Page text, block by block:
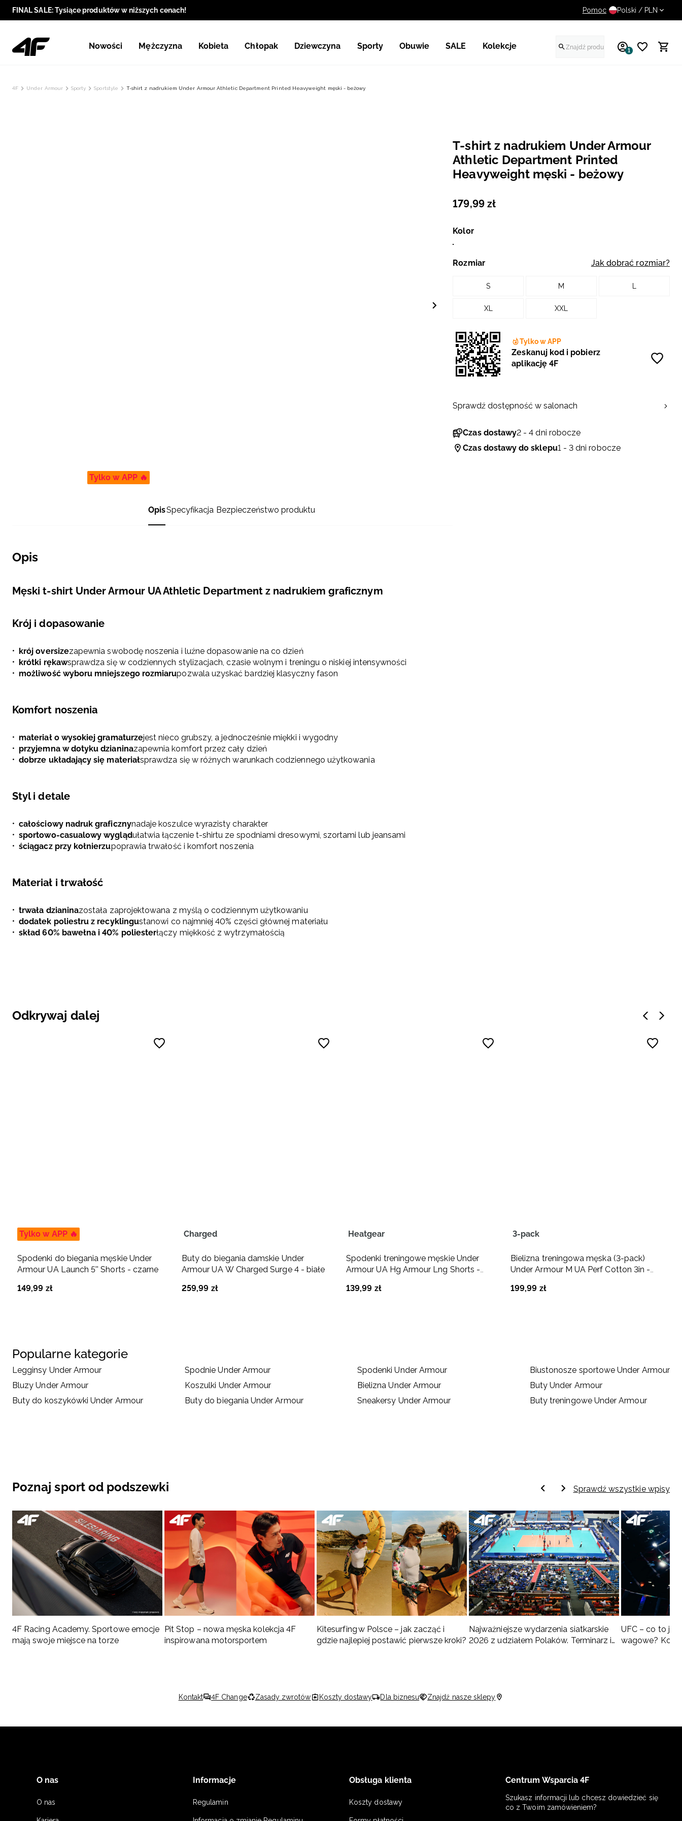
FINAL SALE: Tysiące produktów w niższych cenach! UWAGA NA FAŁSZYWE
Pomoc Polski / PLN
Nowości Mężczyzna Kobieta Chłopak Dziewczyna Sporty Obuwie SALE Kolekcje 1
4F Under Armour Sporty Sportstyle T-shirt z nadrukiem Under Armour Athletic Department Printed Heavyweight męski - beżowy
Tylko w APP 🔥
OpisSpecyfikacja Bezpieczeństwo produktu
Opis
Męski t-shirt Under Armour UA Athletic Department z nadrukiem graficznym
Krój i dopasowanie
krój oversizezapewnia swobodę noszenia i luźne dopasowanie na co dzień
krótki rękawsprawdza się w codziennych stylizacjach, czasie wolnym i treningu o niskiej intensywności
możliwość wyboru mniejszego rozmiarupozwala uzyskać bardziej klasyczny fason
Komfort noszenia
materiał o wysokiej gramaturzejest nieco grubszy, a jednocześnie miękki i wygodny
przyjemna w dotyku dzianinazapewnia komfort przez cały dzień
dobrze układający się materiałsprawdza się w różnych warunkach codziennego użytkowania
Styl i detale
całościowy nadruk graficznynadaje koszulce wyrazisty charakter
sportowo-casualowy wyglądułatwia łączenie t-shirtu ze spodniami dresowymi, szortami lub jeansami
ściągacz przy kołnierzupoprawia trwałość i komfort noszenia
Materiał i trwałość
trwała dzianinazostała zaprojektowana z myślą o codziennym użytkowaniu
dodatek poliestru z recyklingustanowi co najmniej 40% części głównej materiału
skład 60% bawełna i 40% poliesterłączy miękkość z wytrzymałością
T-shirt z nadrukiem Under Armour
Athletic Department Printed
Heavyweight męski - beżowy
179,99 zł
Kolor
Rozmiar Jak dobrać rozmiar?
S M
XL XXL
Tylko w APP
Zeskanuj kod i pobierz
aplikację 4F
Czas dostawy2 - 4 dni robocze
Czas dostawy do sklepu1 - 3 dni robocze
Sprawdź dostępność w salonach
Odkrywaj dalej
Tylko w APP 🔥
Spodenki do biegania męskie Under
Armour UA Launch 5'' Shorts - czarne
149,99 zł
Charged
Buty do biegania damskie Under
Armour UA W Charged Surge 4 - białe
259,99 zł
Heatgear
Spodenki treningowe męskie Under
Armour UA Hg Armour Lng Shorts -
139,99 zł
3-pack
Bielizna treningowa męska (3-pack)
Under Armour M UA Perf Cotton 3in -
199,99 zł
Popularne kategorie
Legginsy Under Armour Spodnie Under Armour Spodenki Under Armour
Biustonosze sportowe Under Armour
Bluzy Under Armour
Koszulki Under Armour Bielizna Under Armour
Buty Under Armour
Buty do koszykówki Under Armour
Buty do biegania Under Armour Sneakersy Under Armour Buty treningowe Under Armour
Poznaj sport od podszewki Sprawdź wszystkie wpisy
4F Racing Academy. Sportowe emocje
mają swoje miejsce na torze
Pit Stop – nowa męska kolekcja 4F
inspirowana motorsportem
Kitesurfing w Polsce – jak zacząć i
gdzie najlepiej postawić pierwsze kroki?
Najważniejsze wydarzenia siatkarskie
2026 z udziałem Polaków. Terminarz i
UFC – co to
wagowe?
Kontakt 4F Change Zasady zwrotów Koszty dostawy Dla biznesu Znajdź nasze sklepy
O nas
O nas
Informacje
Regulamin
Obsługa klienta
Koszty dostawy
Centrum Wsparcia 4F
Szukasz informacji lub chcesz dowiedzieć się
co z Twoim zamówieniem?